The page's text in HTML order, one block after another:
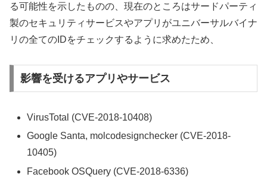
る可能性を示したものの、現在のところはサードパーティ
製のセキュリティサービスやアプリがユニバーサルバイナ
リの全てのIDをチェックするように求めたため、
影響を受けるアプリやサービス
VirusTotal (CVE-2018-10408)
Google Santa, molcodesignchecker (CVE-2018-
10405)
Facebook OSQuery (CVE-2018-6336)